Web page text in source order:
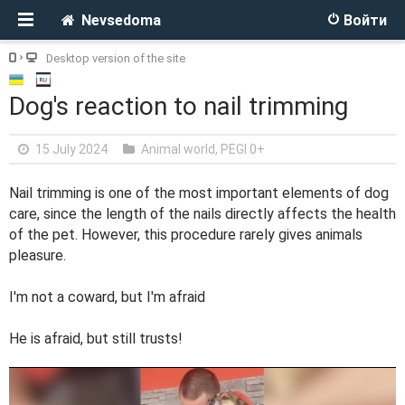
Войти
Nevsedoma
Desktop version of the site
Dog's reaction to nail trimming
15 July 2024 Animal world, PEGI 0+
Nail trimming is one of the most important elements of dog
care, since the length of the nails directly affects the health
of the pet. However, this procedure rarely gives animals
pleasure.
I'm not a coward, but I'm afraid
He is afraid, but still trusts!